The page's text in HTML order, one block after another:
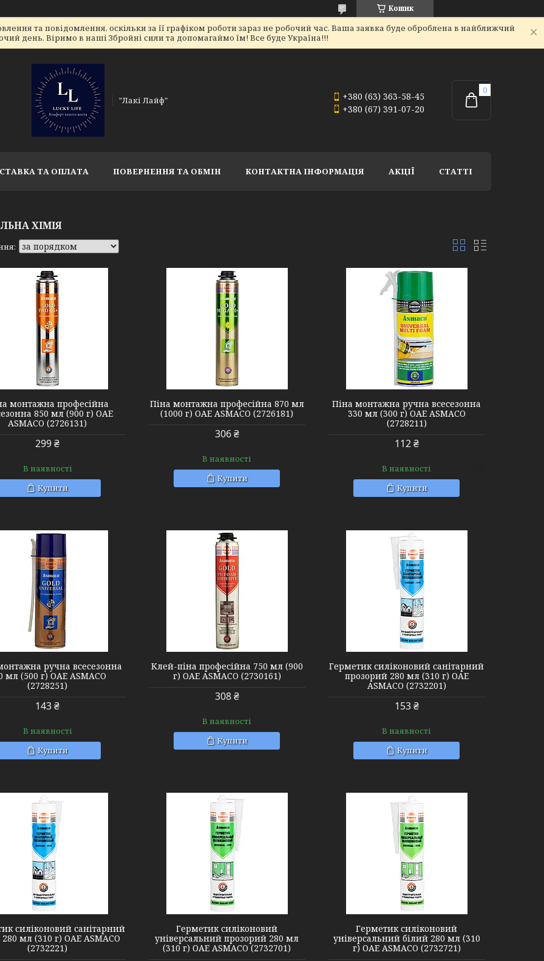
Кошик
та повідомлення, оскільки за її графіком роботи зараз не робочий час. Ваша заявка буде оброблена в найближчий
день. Віримо в наші Збройні сили та допомагаймо їм! Все буде Україна!!!
"Лакі Лайф"
+380 (63) 363-58-45
+380 (67) 391-07-20
ТА ОПЛАТА ПОВЕРНЕННЯ ТА ОБМІН КОНТАКТНА ІНФОРМАЦІЯ АКЦІЇ СТАТТІ
ХІМІЯ
монтажна професійна
850 мл (900 г) ОАЕ
ASMACO (2726131)
299 ₴
В наявності
Купити
2726181
Піна монтажна професійна 870 мл
(1000 г) ОАЕ ASMACO (2726181)
306 ₴
В наявності
Купити
2728211
Піна монтажна ручна всесезонна
330 мл (300 г) ОАЕ ASMACO
(2728211)
112 ₴
В наявності
Купити
ручна всесезонна
мл (500 г) ОАЕ ASMACO
(2728251)
143 ₴
В наявності
Купити
2730161
Клей-піна професійна 750 мл (900
г) ОАЕ ASMACO (2730161)
308 ₴
В наявності
Купити
2732201
Герметик силіконовий санітарний
прозорий 280 мл (310 г) ОАЕ
ASMACO (2732201)
153 ₴
В наявності
Купити
силіконовий санітарний
мл (310 г) ОАЕ ASMACO
(2732221)
2732701
Герметик силіконовий
універсальний прозорий 280 мл
(310 г) ОАЕ ASMACO (2732701)
2732721
Герметик силіконовий
універсальний білий 280 мл (310
г) ОАЕ ASMACO (2732721)